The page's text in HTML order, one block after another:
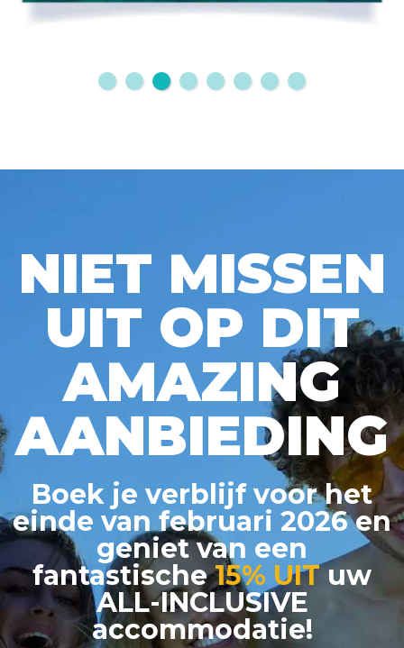
NIET MISSEN
UIT OP DIT
AMAZING
AANBIEDING
Boek je verblijf voor het
einde van februari 2026 en
geniet van een
fantastische 15% UITuw
ALL-INCLUSIVE
accommodatie!